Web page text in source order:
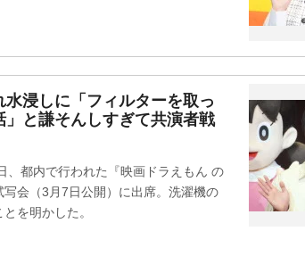
浸しに「フィルターを取っ
と謙そんしすぎて共演者戦
都内で行われた『映画ドラえもん の
会（3月7日公開）に出席。洗濯機の
を明かした。